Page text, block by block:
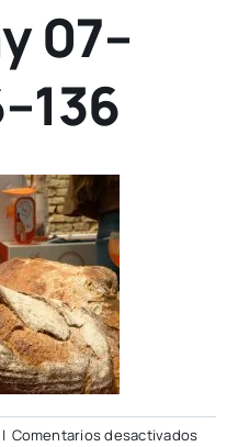
07–
| Comentarios desactivadosen